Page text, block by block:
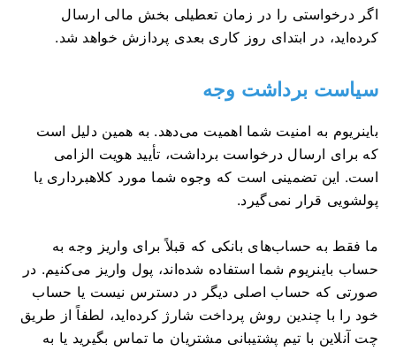
اگر درخواستی را در زمان تعطیلی بخش مالی ارسال
کرده‌اید، در ابتدای روز کاری بعدی پردازش خواهد شد.
سیاست برداشت وجه
باینریوم به امنیت شما اهمیت می‌دهد. به همین دلیل است
که برای ارسال درخواست برداشت، تأیید هویت الزامی
است. این تضمینی است که وجوه شما مورد کلاهبرداری یا
پولشویی قرار نمی‌گیرد.
ما فقط به حساب‌های بانکی که قبلاً برای واریز وجه به
حساب باینریوم شما استفاده شده‌اند، پول واریز می‌کنیم. در
صورتی که حساب اصلی دیگر در دسترس نیست یا حساب
خود را با چندین روش پرداخت شارژ کرده‌اید، لطفاً از طریق
چت آنلاین با تیم پشتیبانی مشتریان ما تماس بگیرید یا به